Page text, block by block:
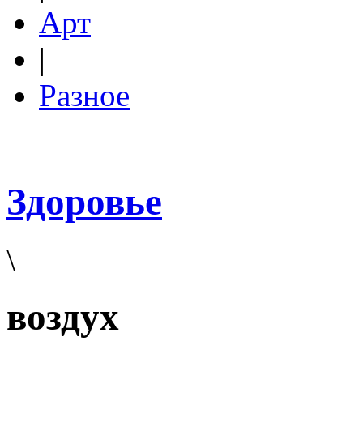
Арт
|
Разное
Здоровье
\
воздух